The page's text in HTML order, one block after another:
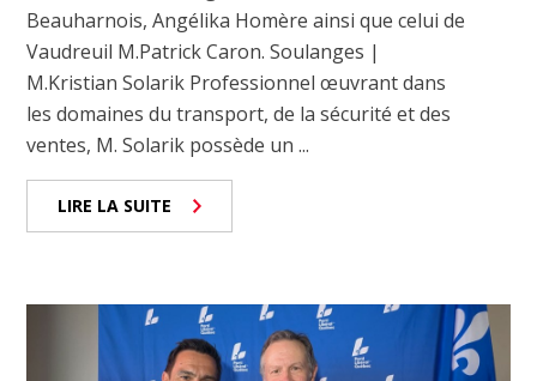
Beauharnois, Angélika Homère ainsi que celui de
Vaudreuil M.Patrick Caron. Soulanges |
M.Kristian Solarik Professionnel œuvrant dans
les domaines du transport, de la sécurité et des
ventes, M. Solarik possède un ...
LIRE LA SUITE